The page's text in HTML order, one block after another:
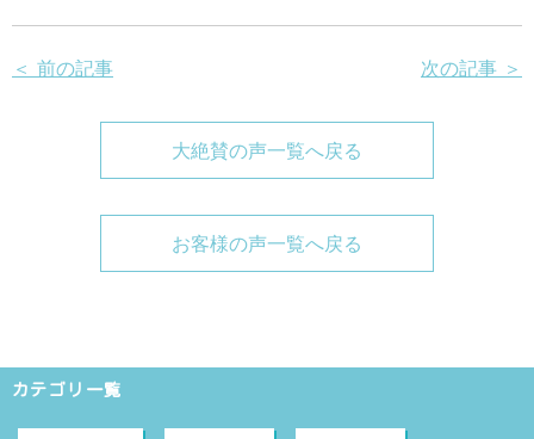
＜ 前の記事 次の記事 ＞
大絶賛の声一覧へ戻る
お客様の声一覧へ戻る
カテゴリ一覧